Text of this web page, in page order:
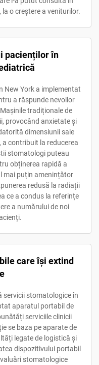
o creștere a veniturilor.
pacienților în
New York a implementat
a răspunde nevoilor
tradiționale de
provocând anxietate și
dimensiunii sale
contribuit la reducerea
stomatologi puteau
obținerea rapidă a
mai puțin amenințător
redusă la radiații
ce a condus la referințe
a numărului de noi
care își extind
servicii stomatologice în
aparatul portabil de
serviciile clinicii
se baza pe aparate de
legate de logistică și
dispozitivului portabil
stomatologice